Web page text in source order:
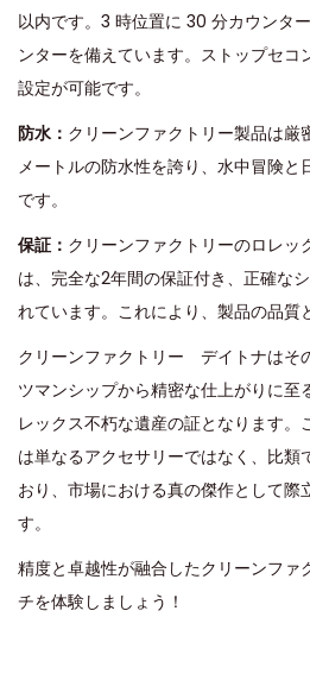
以内です。3 時位置に 30 分カウンタ
ンターを備えています。ストップセコ
設定が可能です。
防水： クリーンファクトリー製品は厳
メートルの防水性を誇り、水中冒険と
です。
保証： クリーンファクトリーのロレッ
は、完全な2年間の保証付き、正確な
れています。これにより、製品の品質
クリーンファクトリー デイトナはそ
ツマンシップから精密な仕上がりに至
レックス不朽な遺産の証となります
は単なるアクセサリーではなく、比類
おり、市場における真の傑作として際
す。
精度と卓越性が融合したクリーンフ
チを体験しましょう！